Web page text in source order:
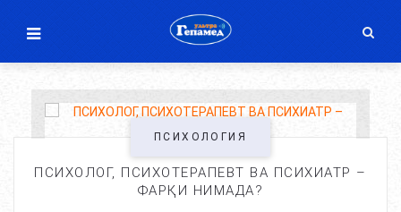
ПСИХОЛОГИЯ
ПСИХОЛОГ, ПСИХОТЕРАПЕВТ ВА ПСИХИАТР –
ФАРҚИ НИМАДА?